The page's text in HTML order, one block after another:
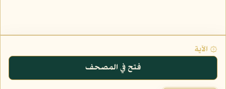
۞ الآية
فتح في المصحف